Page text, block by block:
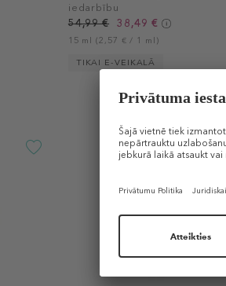
iedarbību
54,99 €
38,49 €
15 ml (2,57 € / 1 ml)
TIKAI E-VEIKALĀ